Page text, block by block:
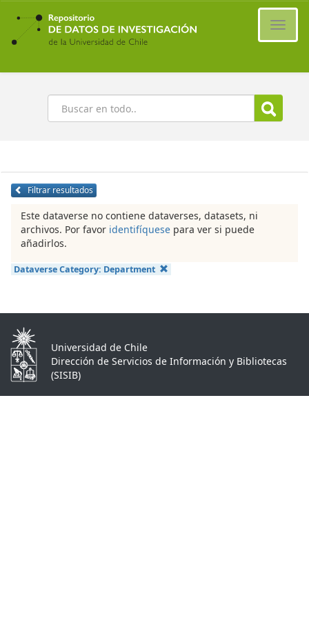
Ir
contenido
principal
Buscar
Filtrar resultados
Este dataverse no contiene dataverses, datasets, ni
archivos. Por favor identifíquese para ver si puede
añadirlos.
Dataverse Category: Department
Universidad de Chile
Dirección de Servicios de Información y Bibliotecas
(SISIB)